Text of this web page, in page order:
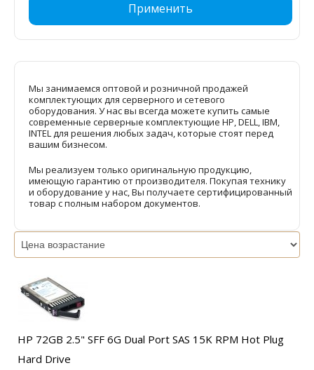
Применить
Мы занимаемся оптовой и розничной продажей
комплектующих для серверного и сетевого
оборудования. У нас вы всегда можете купить самые
современные серверные комплектующие HP, DELL, IBM,
INTEL для решения любых задач, которые стоят перед
вашим бизнесом.
Мы реализуем только оригинальную продукцию,
имеющую гарантию от производителя. Покупая технику
и оборудование у нас, Вы получаете сертифицированный
товар с полным набором документов.
HP 72GB 2.5" SFF 6G Dual Port SAS 15K RPM Hot Plug
Hard Drive